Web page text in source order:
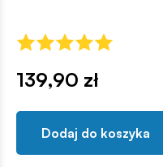
139,90 zł
Dodaj do koszyka